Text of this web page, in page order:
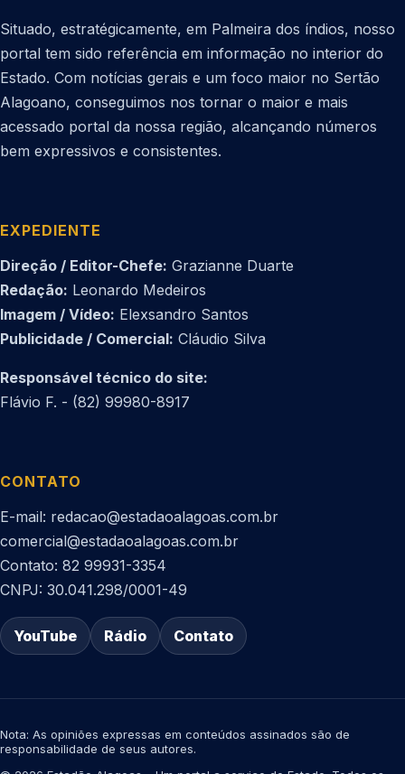
Situado, estratégicamente, em Palmeira dos índios, nosso
portal tem sido referência em informação no interior do
Estado. Com notícias gerais e um foco maior no Sertão
Alagoano, conseguimos nos tornar o maior e mais
acessado portal da nossa região, alcançando números
bem expressivos e consistentes.
EXPEDIENTE
Direção / Editor-Chefe: Grazianne Duarte
Redação: Leonardo Medeiros
Imagem / Vídeo: Elexsandro Santos
Publicidade / Comercial: Cláudio Silva
Responsável técnico do site:
Flávio F. - (82) 99980-8917
CONTATO
E-mail: redacao@estadaoalagoas.com.br
comercial@estadaoalagoas.com.br
Contato: 82 99931-3354
CNPJ: 30.041.298/0001-49
YouTube Rádio Contato
Nota: As opiniões expressas em conteúdos assinados são de
responsabilidade de seus autores.